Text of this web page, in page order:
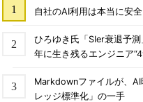
自社のAI利用は本当に安
ひろゆき氏「SIer衰退予
年に生き残るエンジニア
Markdownファイルが、
レッジ標準化」の一手